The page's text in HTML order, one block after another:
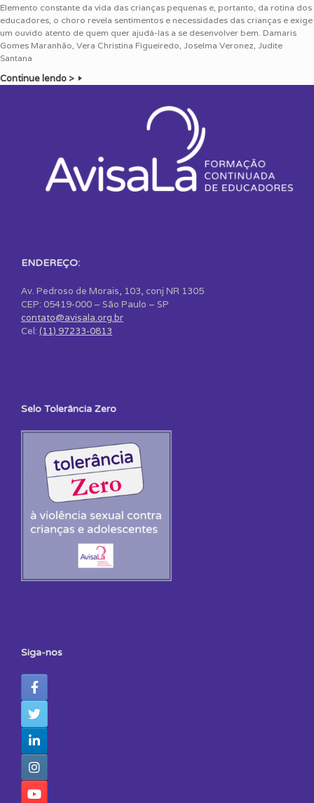
Elemento constante da vida das crianças pequenas e, portanto, da rotina dos
educadores, o choro revela sentimentos e necessidades das crianças e exige
um ouvido atento de quem quer ajudá-las a se desenvolver bem. Damaris
Gomes Maranhão, Vera Christina Figueiredo, Joselma Veronez, Judite
Santana
Continue lendo >
ENDEREÇO:
Av. Pedroso de Morais, 103, conj NR 1305
CEP: 05419-000 – São Paulo – SP
contato@avisala.org.br
Cel: (11) 97233-0813
Selo Tolerância Zero
Siga-nos